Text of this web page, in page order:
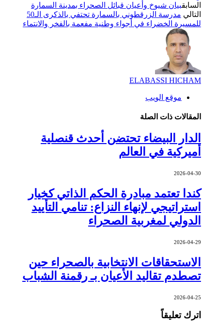
السابقبيان شيوخ وأعيان قبائل الصحراء بمدينة السمارة
التالي
مدرسة الزرقطوني بالسمارة تحتفي بالذكرى الـ50
للمسيرة الخضراء في أجواء وطنية مفعمة بالفخر والانتماء
ELABASSI HICHAM
موقع الويب
المقالاتذات الصلة
الدار البيضاء تحتضن أحدث قنصلية
أميركية في العالم
2026-04-30
كندا تعتمد مبادرة الحكم الذاتي كخيار
استراتيجي لإنهاء النزاع: تنامي التأييد
الدولي لمغربية الصحراء
2026-04-29
الاستحقاقات الانتخابية بالصحراء حين
تصطدم تقاليد الأعيان بـ رقمنة الشباب
2026-04-25
اترك تعليقاً